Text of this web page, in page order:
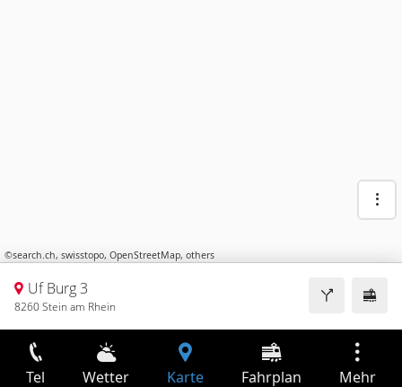
©search.ch, swisstopo, OpenStreetMap, others
Uf Burg 3
8260 Stein am Rhein
Tel Wetter Karte Fahrplan Mehr